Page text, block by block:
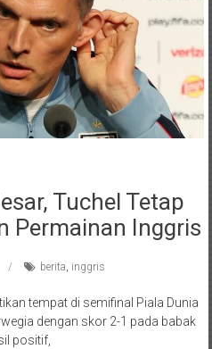
Tuchel Tetap
Permainan Inggris
berita, inggris
tempat di semifinal Piala Dunia
dengan skor 2-1 pada babak
positif,